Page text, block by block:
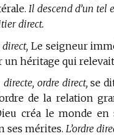
Il descend d’un tel
direct.
Le seigneur
un héritage qui
ordre direct,se
de la relation
créa le monde
ses mérites. L’ordre